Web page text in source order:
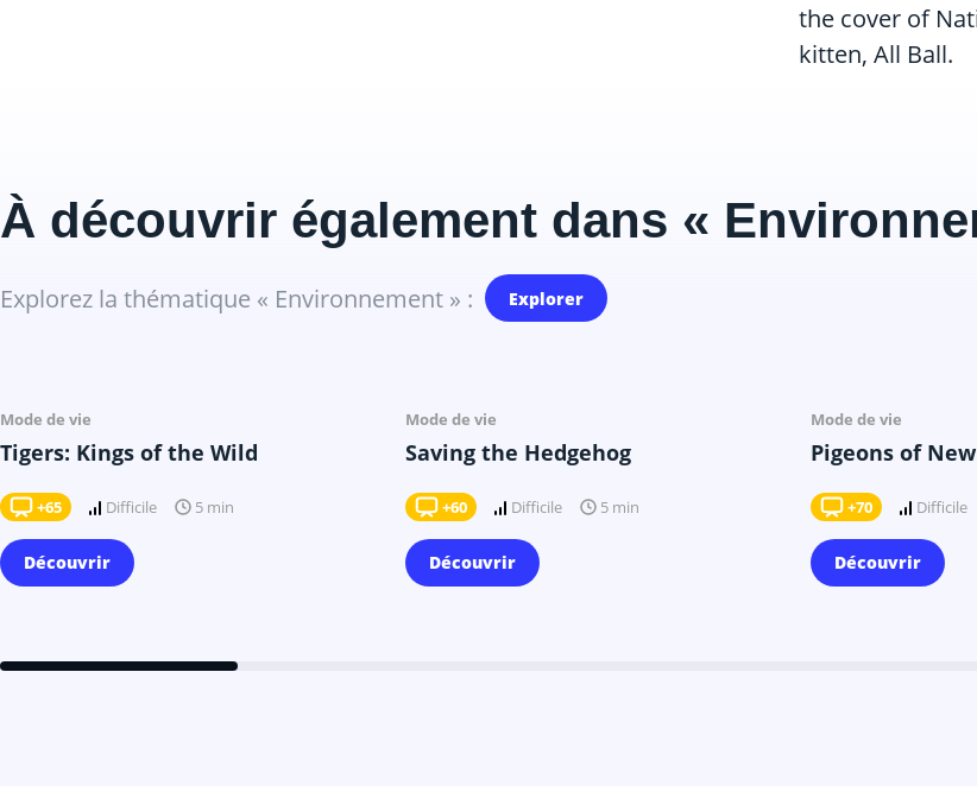
the cover of
kitten, All Ball.
À découvrir également dans «
Explorez la thématique « Environnement » : Explorer
Mode de vie
Tigers: Kings of the Wild
+65 Difficile 5 min
Découvrir
Mode de vie
Saving the Hedgehog
+60 Difficile 5 min
Découvrir
Mode de vie
Pigeons of
+70 Difficile
Découvrir